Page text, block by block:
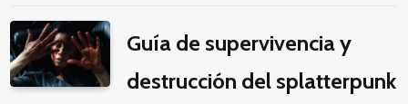
Guía de supervivencia y
destrucción del splatterpunk